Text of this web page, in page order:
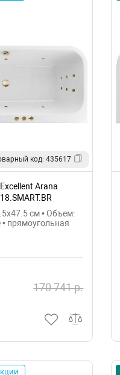
код: 435617
Arana
см • Объем:
прямоугольная
170 741 р.